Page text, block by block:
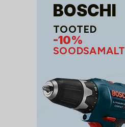
BOSCHI
TOOTED
-10%
SOODSAMALT